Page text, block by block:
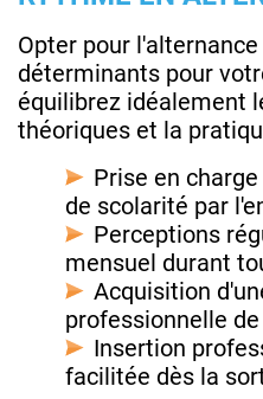
Opter pour
déterminants pour
équilibrez idéalement
théoriques et la
Prise en
de scolarité par
Perceptions
mensuel durant
Acquisition
professionnelle
Insertion
facilitée dès la